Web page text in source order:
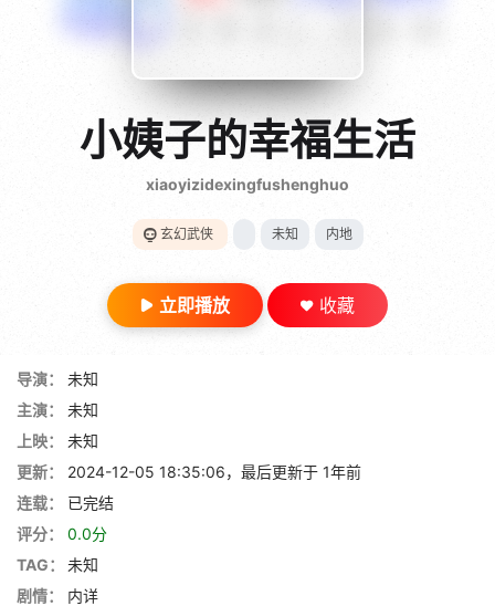
{if condition="$obj.vod_points
gt 0"}
28短剧
小姨子的幸福生活
xiaoyizidexingfushenghuo
玄幻武侠 未知 内地
立即播放 收藏
导演：
未知
主演：
未知
上映：
未知
更新：
2024-12-05 18:35:06，最后更新于 1年前
连载：
已完结
评分：
0.0分
TAG：
未知
剧情：
内详